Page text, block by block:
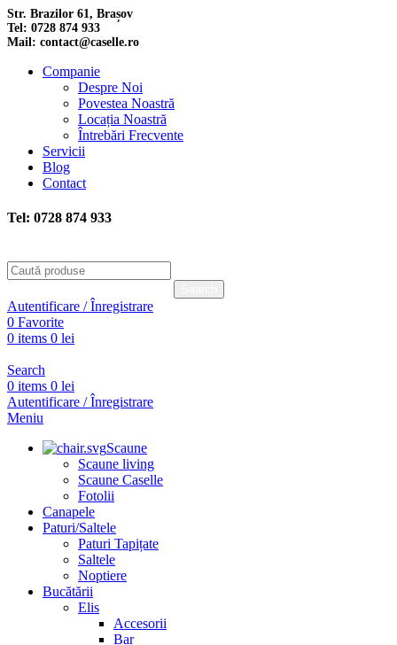
Str. Brazilor 61, Brașov
Tel: 0728 874 933
Mail: contact@caselle.ro
Companie
Despre Noi
Povestea Noastră
Locația Noastră
Întrebări Frecvente
Servicii
Blog
Contact
Tel: 0728 874 933
Autentificare / Înregistrare
0 Favorite
0 items 0 lei
Search
0 items 0 lei
Autentificare / Înregistrare
Meniu
Scaune
Scaune living
Scaune Caselle
Fotolii
Canapele
Paturi/Saltele
Paturi Tapițate
Saltele
Noptiere
Bucătării
Elis
Accesorii
Bar